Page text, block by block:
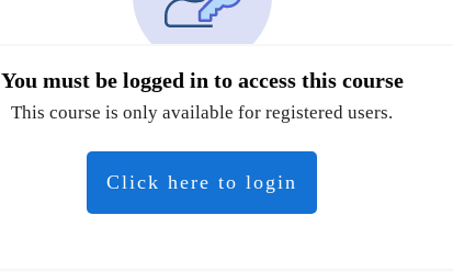
You must be logged in to access this course
This course is only available for registered users.
Click here to login